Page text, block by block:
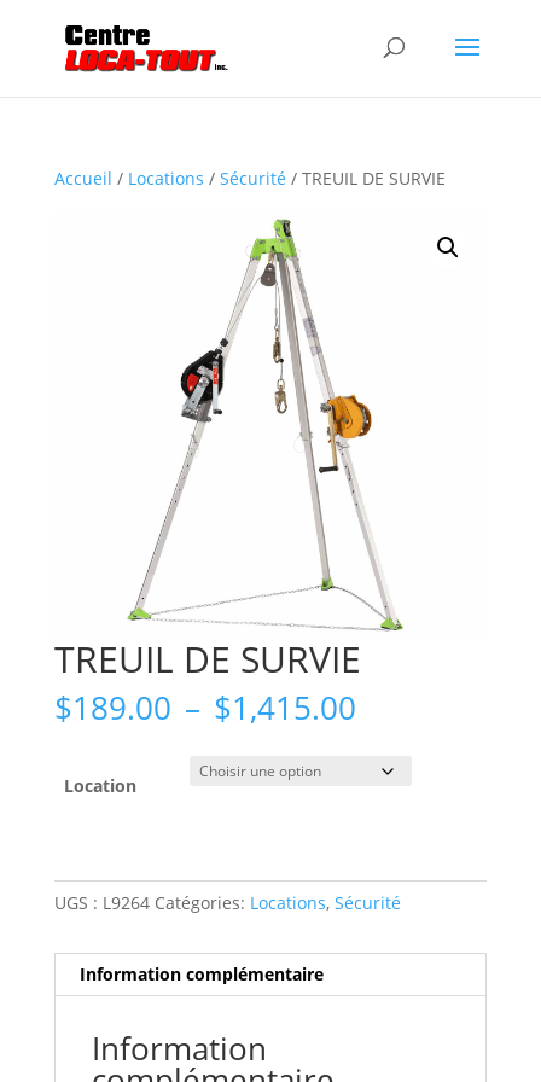
Accueil / Locations / Sécurité / TREUIL DE SURVIE
TREUIL DE SURVIE
$189.00 – $1,415.00Plage
prix :
$189.00
Location
UGS : L9264 Catégories: Locations, Sécurité
Information complémentaire
Information